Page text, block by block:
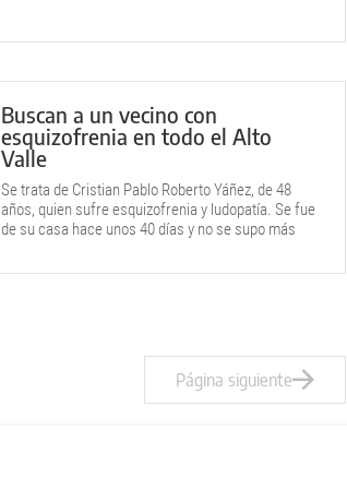
Buscan a un vecino con
esquizofrenia en todo el Alto
Valle
Se trata de Cristian Pablo Roberto Yáñez, de 48
años, quien sufre esquizofrenia y ludopatía. Se fue
de su casa hace unos 40 días y no se supo más
Página siguiente